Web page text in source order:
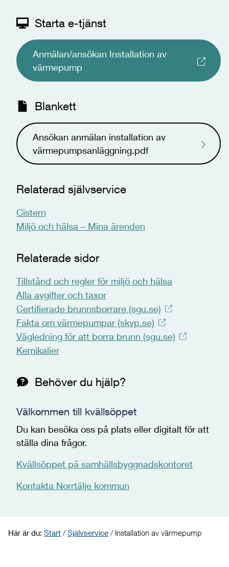
Starta e-tjänst
Anmälan/ansökan Installation av
värmepump
Blankett
Ansökan anmälan installation av
värmepumpsanläggning.pdf
Relaterad självservice
Cistern
Miljö och hälsa – Mina ärenden
Relaterade sidor
Tillstånd och regler för miljö och hälsa
Alla avgifter och taxor
Certifierade brunnsborrare (sgu.se)
Fakta om värmepumpar (skvp.se)
Vägledning för att borra brunn (sgu.se)
Kemikalier
Behöver du hjälp?
Välkommen till kvällsöppet
Du kan besöka oss på plats eller digitalt för att
ställa dina frågor.
Kvällsöppet på samhällsbyggnadskontoret
Kontakta Norrtälje kommun
Här är du: Start / Självservice / Installation av värmepump